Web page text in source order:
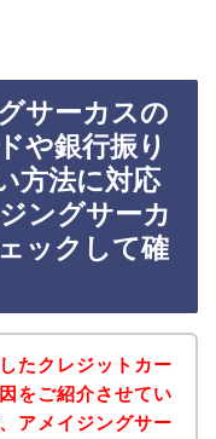
サーカスの
や銀行振り
方法に対応
ングサーカ
ックして確
たクレジットカー
をご紹介させてい
アメイジングサー